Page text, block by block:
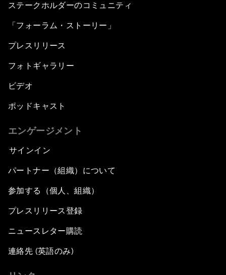
ステークホルダーのコミュニティ
「フォーラム・ストーリー」
プレスリリース
フォトギャラリー
ビデオ
ポッドキャスト
エンゲージメント
サインイン
パートナー（組織）について
参加する（個人、組織）
プレスリリース登録
ニュースレター購読
連絡先 (英語のみ)